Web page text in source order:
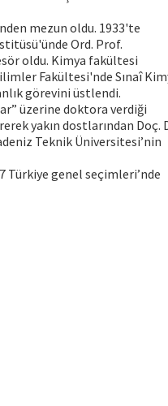
mezun oldu. 1933'te
Ord. Prof.
oldu. Kimya fakültesi
Fakültesi'nde Sınaî
görevini üstlendi.
üzerine doktora verdiği
yakın dostlarından Doç.
Teknik Üniversitesi’nin
Türkiye genel seçimleri’nde